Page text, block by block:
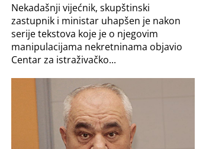
Nekadašnji vijećnik, skupštinski
zastupnik i ministar uhapšen je nakon
serije tekstova koje je o njegovim
manipulacijama nekretninama objavio
Centar za istraživačko...